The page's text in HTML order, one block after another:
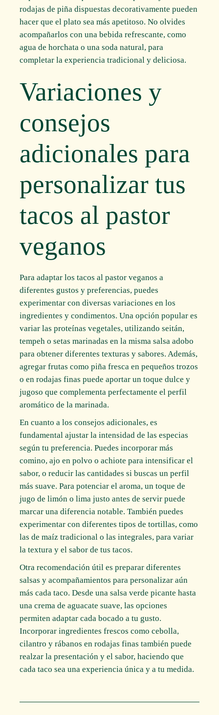
rodajas de piña dispuestas decorativamente pueden
hacer que el plato sea más apetitoso. No olvides
acompañarlos con una bebida refrescante, como
agua de horchata o una soda natural, para
completar la experiencia tradicional y deliciosa.
Variaciones y
consejos
adicionales para
personalizar tus
tacos al pastor
veganos
Para adaptar los tacos al pastor veganos a
diferentes gustos y preferencias, puedes
experimentar con diversas variaciones en los
ingredientes y condimentos. Una opción popular es
variar las proteínas vegetales, utilizando seitán,
tempeh o setas marinadas en la misma salsa adobo
para obtener diferentes texturas y sabores. Además,
agregar frutas como piña fresca en pequeños trozos
o en rodajas finas puede aportar un toque dulce y
jugoso que complementa perfectamente el perfil
aromático de la marinada.
En cuanto a los consejos adicionales, es
fundamental ajustar la intensidad de las especias
según tu preferencia. Puedes incorporar más
comino, ajo en polvo o achiote para intensificar el
sabor, o reducir las cantidades si buscas un perfil
más suave. Para potenciar el aroma, un toque de
jugo de limón o lima justo antes de servir puede
marcar una diferencia notable. También puedes
experimentar con diferentes tipos de tortillas, como
las de maíz tradicional o las integrales, para variar
la textura y el sabor de tus tacos.
Otra recomendación útil es preparar diferentes
salsas y acompañamientos para personalizar aún
más cada taco. Desde una salsa verde picante hasta
una crema de aguacate suave, las opciones
permiten adaptar cada bocado a tu gusto.
Incorporar ingredientes frescos como cebolla,
cilantro y rábanos en rodajas finas también puede
realzar la presentación y el sabor, haciendo que
cada taco sea una experiencia única y a tu medida.